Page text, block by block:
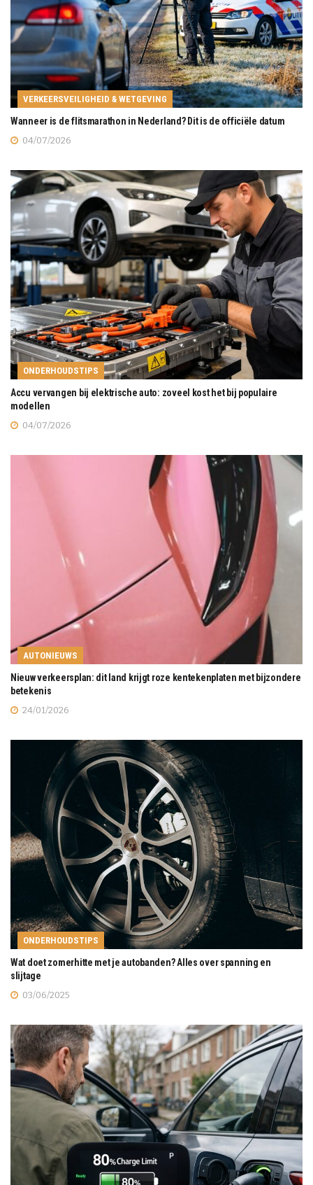
VERKEERSVEILIGHEID & WETGEVING
Wanneer is de flitsmarathon in Nederland? Dit is de officiële datum
04/07/2026
ONDERHOUDSTIPS
Accu vervangen bij elektrische auto: zoveel kost het bij populaire
modellen
04/07/2026
AUTONIEUWS
Nieuw verkeersplan: dit land krijgt roze kentekenplaten met bijzondere
betekenis
24/01/2026
ONDERHOUDSTIPS
Wat doet zomerhitte met je autobanden? Alles over spanning en
slijtage
03/06/2025